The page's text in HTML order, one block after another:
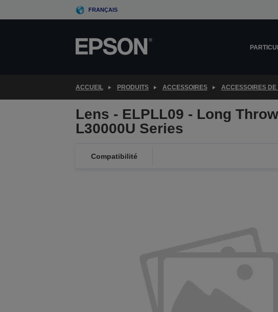
to
FRANÇAIS
ACCUEIL PRODUITS ACCESSOIRES ACCESSOIRES DE
Lens - ELPLL09 - Long
L30000U Series
Compatibilité